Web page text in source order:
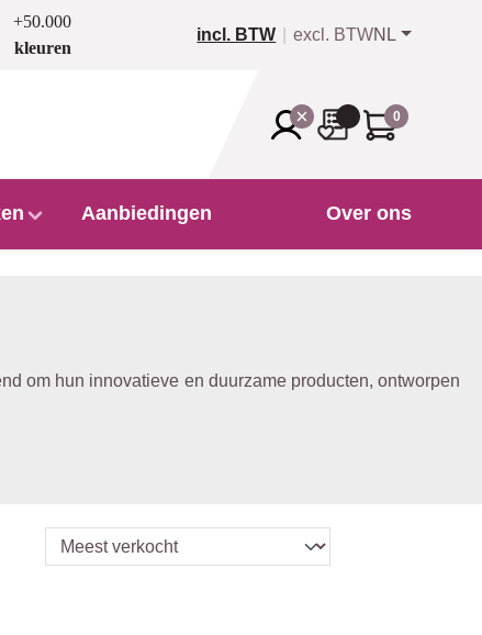
+50.000
kleuren
incl. BTW excl. BTWNL
0
Aanbiedingen Over ons
om hun innovatieve en duurzame producten, ontworpen